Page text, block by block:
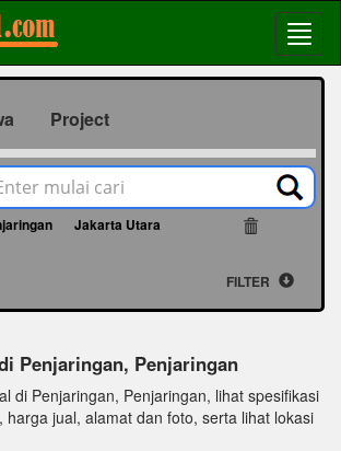
Project
Jakarta Utara
FILTER
Penjaringan, Penjaringan
di Penjaringan, Penjaringan, lihat spesifikasi
harga jual, alamat dan foto, serta lihat lokasi